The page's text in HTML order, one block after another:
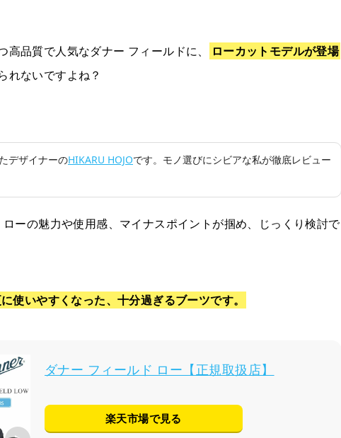
品質で人気なダナー フィールドに、
ローカットモデルが登場
れないですよね？
デザイナーのHIKARU HOJOです。モノ選びにシビアな私が徹底レビュー
ーの魅力や使用感、マイナスポイントが掴め、じっくり検討で
使いやすくなった、十分過ぎるブーツです。
ダナー フィールド ロー【正規取扱店】
楽天市場で見る